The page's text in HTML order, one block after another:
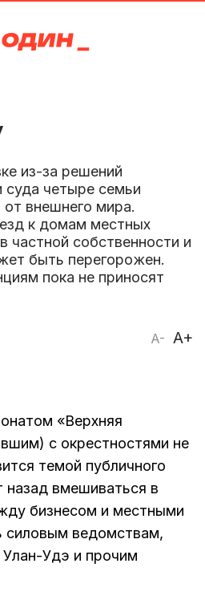
из-за решений
суда четыре семьи
от внешнего мира.
к домам местных
частной собственности и
быть перегорожен.
пока не приносят
A- A+
«Верхняя
с окрестностями не
темой публичного
назад вмешиваться в
бизнесом и местными
силовым ведомствам,
Улан-Удэ и прочим